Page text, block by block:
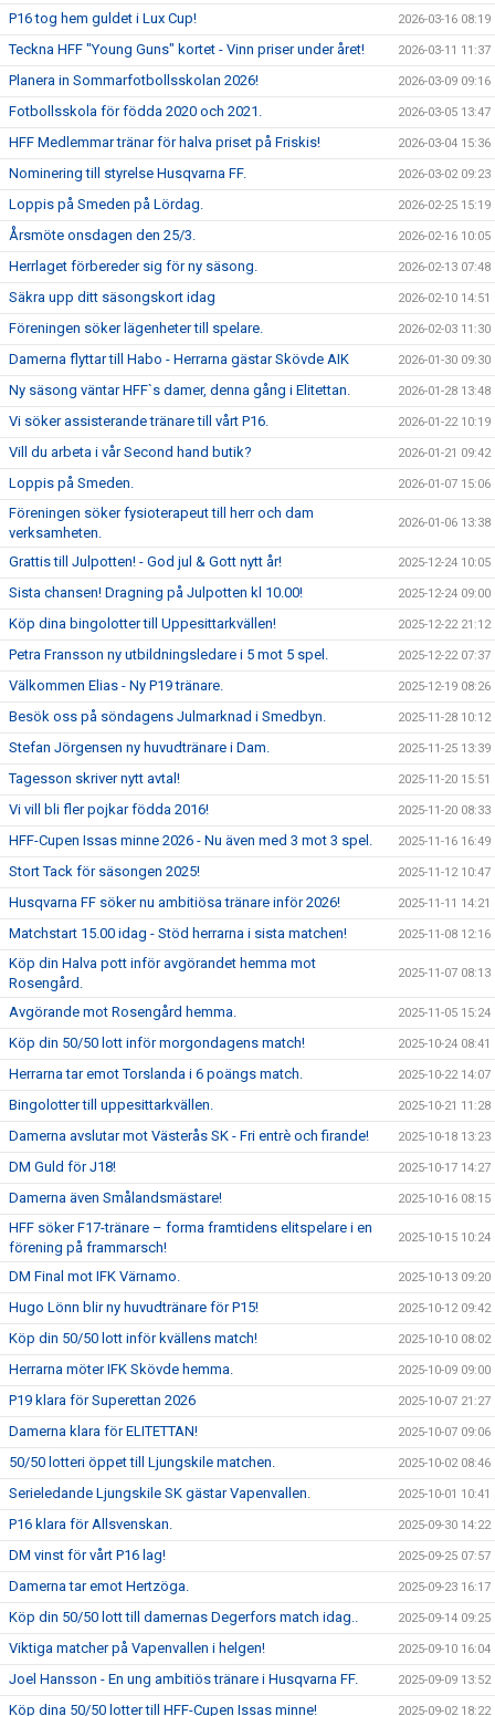
P16 tog hem guldet i Lux Cup! 2026-03-16 08:19
Teckna HFF "Young Guns" kortet - Vinn priser under året! 2026-03-11 11:37
Planera in Sommarfotbollsskolan 2026! 2026-03-09 09:16
Fotbollsskola för födda 2020 och 2021. 2026-03-05 13:47
HFF Medlemmar tränar för halva priset på Friskis! 2026-03-04 15:36
Nominering till styrelse Husqvarna FF. 2026-03-02 09:23
Loppis på Smeden på Lördag. 2026-02-25 15:19
Årsmöte onsdagen den 25/3. 2026-02-16 10:05
Herrlaget förbereder sig för ny säsong. 2026-02-13 07:48
Säkra upp ditt säsongskort idag 2026-02-10 14:51
Föreningen söker lägenheter till spelare. 2026-02-03 11:30
Damerna flyttar till Habo - Herrarna gästar Skövde AIK 2026-01-30 09:30
Ny säsong väntar HFF`s damer, denna gång i Elitettan. 2026-01-28 13:48
Vi söker assisterande tränare till vårt P16. 2026-01-22 10:19
Vill du arbeta i vår Second hand butik? 2026-01-21 09:42
Loppis på Smeden. 2026-01-07 15:06
Föreningen söker fysioterapeut till herr och dam
verksamheten.
2026-01-06 13:38
Grattis till Julpotten! - God jul & Gott nytt år! 2025-12-24 10:05
Sista chansen! Dragning på Julpotten kl 10.00! 2025-12-24 09:00
Köp dina bingolotter till Uppesittarkvällen! 2025-12-22 21:12
Petra Fransson ny utbildningsledare i 5 mot 5 spel. 2025-12-22 07:37
Välkommen Elias - Ny P19 tränare. 2025-12-19 08:26
Besök oss på söndagens Julmarknad i Smedbyn. 2025-11-28 10:12
Stefan Jörgensen ny huvudtränare i Dam. 2025-11-25 13:39
Tagesson skriver nytt avtal! 2025-11-20 15:51
Vi vill bli fler pojkar födda 2016! 2025-11-20 08:33
HFF-Cupen Issas minne 2026 - Nu även med 3 mot 3 spel. 2025-11-16 16:49
Stort Tack för säsongen 2025! 2025-11-12 10:47
Husqvarna FF söker nu ambitiösa tränare inför 2026! 2025-11-11 14:21
Matchstart 15.00 idag - Stöd herrarna i sista matchen! 2025-11-08 12:16
Köp din Halva pott inför avgörandet hemma mot
Rosengård.
2025-11-07 08:13
Avgörande mot Rosengård hemma. 2025-11-05 15:24
Köp din 50/50 lott inför morgondagens match! 2025-10-24 08:41
Herrarna tar emot Torslanda i 6 poängs match. 2025-10-22 14:07
Bingolotter till uppesittarkvällen. 2025-10-21 11:28
Damerna avslutar mot Västerås SK - Fri entrè och firande! 2025-10-18 13:23
DM Guld för J18! 2025-10-17 14:27
Damerna även Smålandsmästare! 2025-10-16 08:15
HFF söker F17-tränare – forma framtidens elitspelare i en
förening på frammarsch!
2025-10-15 10:24
DM Final mot IFK Värnamo. 2025-10-13 09:20
Hugo Lönn blir ny huvudtränare för P15! 2025-10-12 09:42
Köp din 50/50 lott inför kvällens match! 2025-10-10 08:02
Herrarna möter IFK Skövde hemma. 2025-10-09 09:00
P19 klara för Superettan 2026 2025-10-07 21:27
Damerna klara för ELITETTAN! 2025-10-07 09:06
50/50 lotteri öppet till Ljungskile matchen. 2025-10-02 08:46
Serieledande Ljungskile SK gästar Vapenvallen. 2025-10-01 10:41
P16 klara för Allsvenskan. 2025-09-30 14:22
DM vinst för vårt P16 lag! 2025-09-25 07:57
Damerna tar emot Hertzöga. 2025-09-23 16:17
Köp din 50/50 lott till damernas Degerfors match idag.. 2025-09-14 09:25
Viktiga matcher på Vapenvallen i helgen! 2025-09-10 16:04
Joel Hansson - En ung ambitiös tränare i Husqvarna FF. 2025-09-09 13:52
Köp dina 50/50 lotter till HFF-Cupen Issas minne! 2025-09-02 18:22